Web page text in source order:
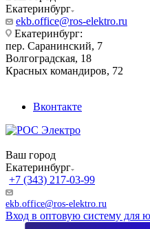
Екатеринбург
ekb.office@ros-elektro.ru
Екатеринбург:
пер. Саранинский, 7
Волгоградская, 18
Красных командиров, 72
Вконтакте
Ваш город
Екатеринбург
+7 (343) 217-03-99
ekb.office@ros-elektro.ru
Вход в оптовую систему для